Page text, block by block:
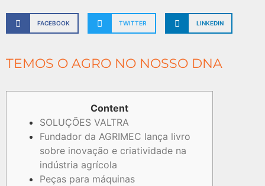
FACEBOOK TWITTER LINKEDIN
TEMOS O AGRO NO NOSSO DNA
Content
SOLUÇÕES VALTRA
Fundador da AGRIMEC lança livro
sobre inovação e criatividade na
indústria agrícola
Peças para máquinas